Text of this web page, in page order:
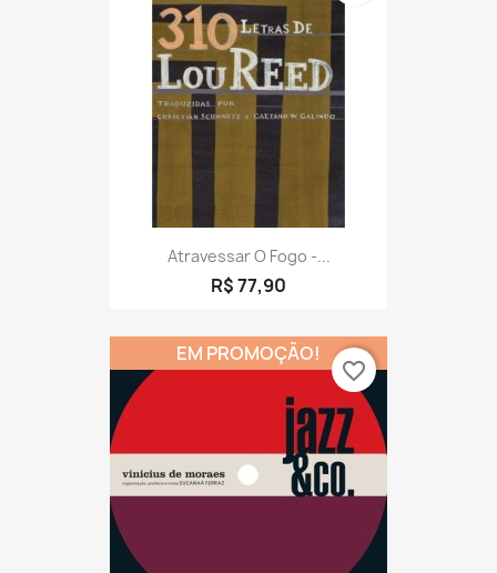
Atravessar O Fogo -...
R$ 77,90
EM PROMOÇÃO!
favorite_border